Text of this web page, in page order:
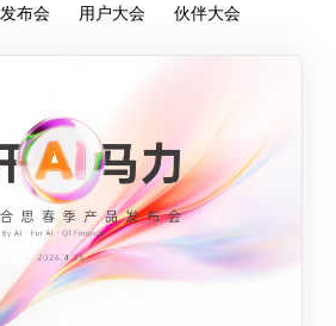
发布会 用户大会 伙伴大会